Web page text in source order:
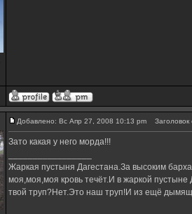
Добавлено: Вс Апр 27, 2008 10:13 pm Заголовок
Зато какая у него морда!!!
Жаркая пустыня Дагестана.За высоким
моя,моя,моя кровь течёт.И в жаркой
твой труп?Нет.Это наш труп!И из ещё